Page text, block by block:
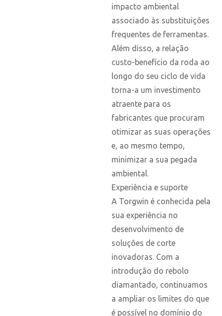
impacto ambiental
associado às substituições
frequentes de ferramentas.
Além disso, a relação
custo-benefício da roda ao
longo do seu ciclo de vida
torna-a um investimento
atraente para os
fabricantes que procuram
otimizar as suas operações
e, ao mesmo tempo,
minimizar a sua pegada
ambiental.
Experiência e suporte
A Torgwin é conhecida pela
sua experiência no
desenvolvimento de
soluções de corte
inovadoras. Com a
introdução do rebolo
diamantado, continuamos
a ampliar os limites do que
é possível no domínio do